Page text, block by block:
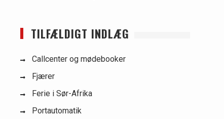
TILFÆLDIGT INDLÆG
Callcenter og mødebooker
Fjærer
Ferie i Sør-Afrika
Portautomatik